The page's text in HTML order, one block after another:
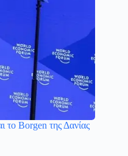
Borgen της Δανίας